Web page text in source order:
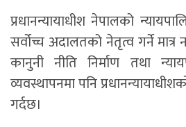
प्रधानन्यायाधीश नेपालको
सर्वोच्च अदालतको नेतृत्व गर्ने
कानुनी नीति निर्माण तथा
व्यवस्थापनमा पनि
गर्दछ।